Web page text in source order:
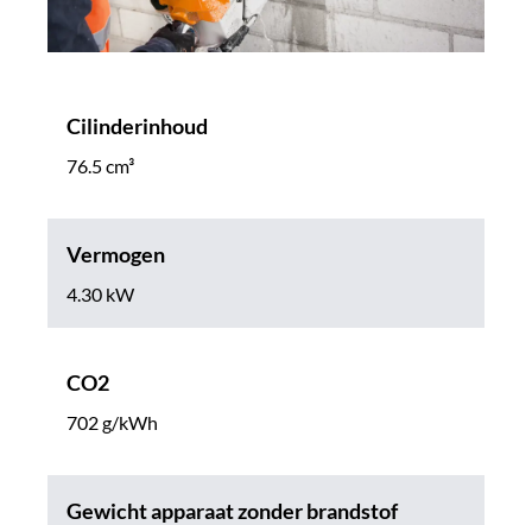
Cilinderinhoud
76.5 cm³
Vermogen
4.30 kW
CO2
702 g/kWh
Gewicht apparaat zonder brandstof